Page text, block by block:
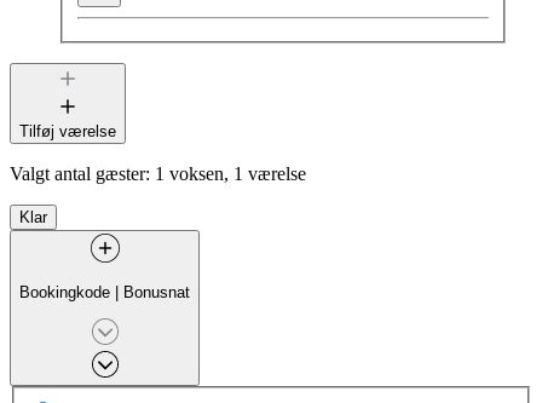
Tilføj værelse
Valgt antal gæster: 1 voksen, 1 værelse
Klar
Bookingkode | Bonusnat